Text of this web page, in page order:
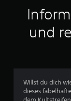
und
Willst du dich
dieses